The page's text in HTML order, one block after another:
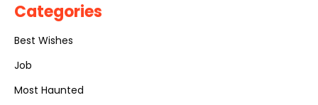
Categories
Best Wishes
Job
Most Haunted